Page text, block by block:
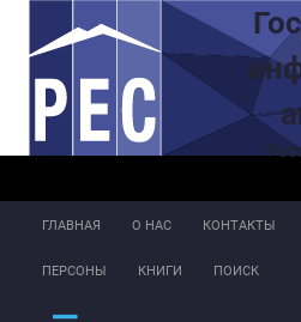
Перейти к основному
ГЛАВНАЯ О НАС КОНТАКТЫ
ПЕРСОНЫ КНИГИ ПОИСК